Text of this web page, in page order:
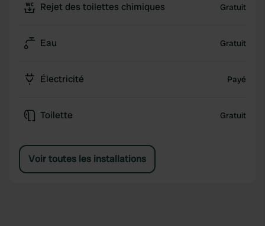
Rejet des toilettes chimiques Gratuit
Eau Gratuit
Électricité Payé
Toilette Gratuit
Voir toutes les installations